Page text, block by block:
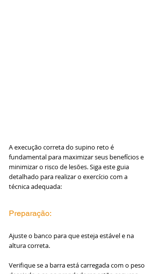
A execução correta do supino reto é
fundamental para maximizar seus benefícios e
minimizar o risco de lesões. Siga este guia
detalhado para realizar o exercício com a
técnica adequada:
Preparação:
Ajuste o banco para que esteja estável e na
altura correta.
Verifique se a barra está carregada com o peso